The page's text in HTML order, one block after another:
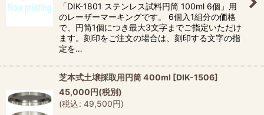
「DIK-1801 ステンレス試料円筒 100ml 6個」用
のレーザーマーキングです。 6個入1組分の価格
で、円筒1個につき最大3文字までご指定いただけ
ます。刻印をご注文の場合は、刻印する文字の指
定を…
芝本式土壌採取用円筒 400ml [DIK-1506]
45,000円(税別)
(税込: 49,500円)